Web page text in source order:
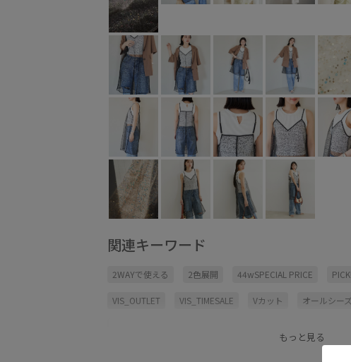
関連キーワード
2WAYで使える 2色展開 44wSPECIAL PRICE
VIS_OUTLET VIS_TIMESALE Vカット オールシー
もっと見る